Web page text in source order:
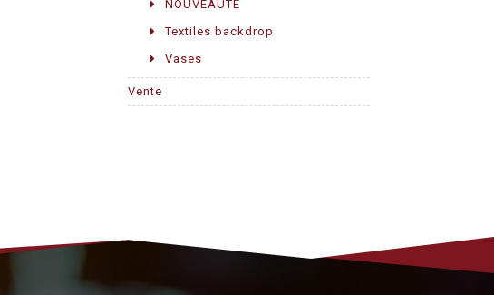
NOUVEAUTÉ
Textiles backdrop
Vases
Vente